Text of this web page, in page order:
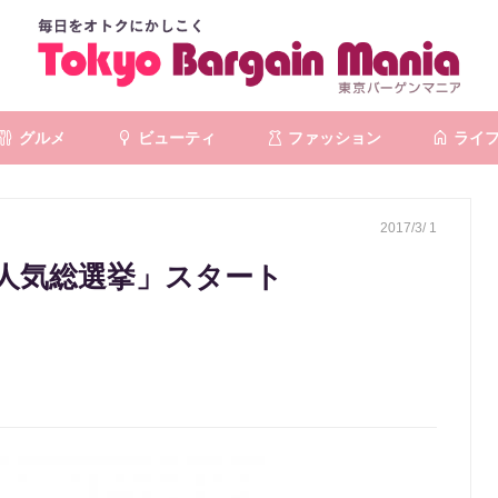
グルメ ビューティ ファッション ライフ
2017/3/ 1
気総選挙」スタート